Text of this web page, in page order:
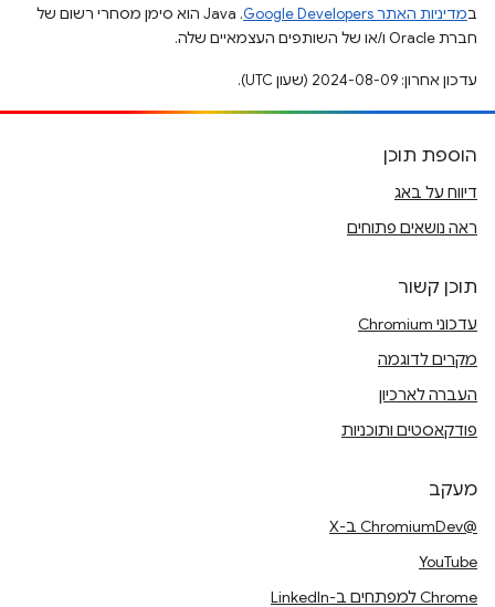
במדיניות האתר Google Developers‏
.‏ Java הוא סימן מסחרי רשום של
חברת Oracle ו/או של השותפים העצמאיים שלה.
עדכון אחרון: 2024-08-09 (שעון UTC).
הוספת תוכן
דיווח על באג
ראה נושאים פתוחים
תוכן קשור
עדכוני Chromium
מקרים לדוגמה
העברה לארכיון
פודקאסטים ותוכניות
מעקב
@ChromiumDev ב-X
YouTube
Chrome למפתחים ב-LinkedIn